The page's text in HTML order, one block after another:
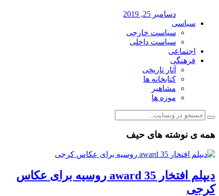
دسامبر 25, 2019
سیاسی
سیاست خارجی
سیاست داخلی
اجتماعی
فرهنگی
آثار تاریخی
کتابخانه ها
مشاهیر
موزه ها
همه ی نوشته های حیف
دیپلم افتخار 35 award روسیه برای عکاس
کرجی